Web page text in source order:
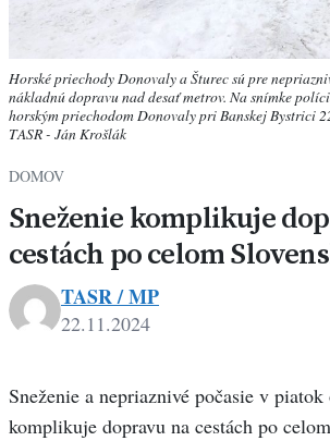
Horské priechody Donovaly a Šturec sú pre
nákladnú dopravu nad desať metrov. Na snímke
horským priechodom Donovaly pri Banskej Bystrici
TASR - Ján Krošlák
DOMOV
Sneženie komplikuje
cestách po celom
TASR / MP
22.11.2024
Sneženie a nepriaznivé počasie v
komplikuje dopravu na cestách po